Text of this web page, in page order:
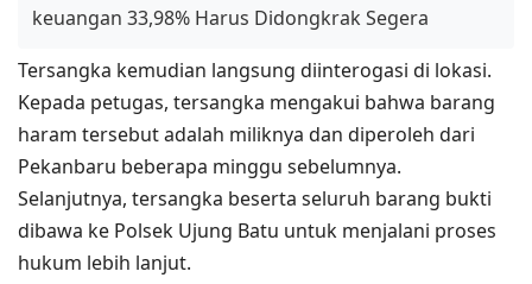
keuangan 33,98% Harus Didongkrak Segera
Tersangka kemudian langsung diinterogasi di lokasi.
Kepada petugas, tersangka mengakui bahwa barang
haram tersebut adalah miliknya dan diperoleh dari
Pekanbaru beberapa minggu sebelumnya.
Selanjutnya, tersangka beserta seluruh barang bukti
dibawa ke Polsek Ujung Batu untuk menjalani proses
hukum lebih lanjut.